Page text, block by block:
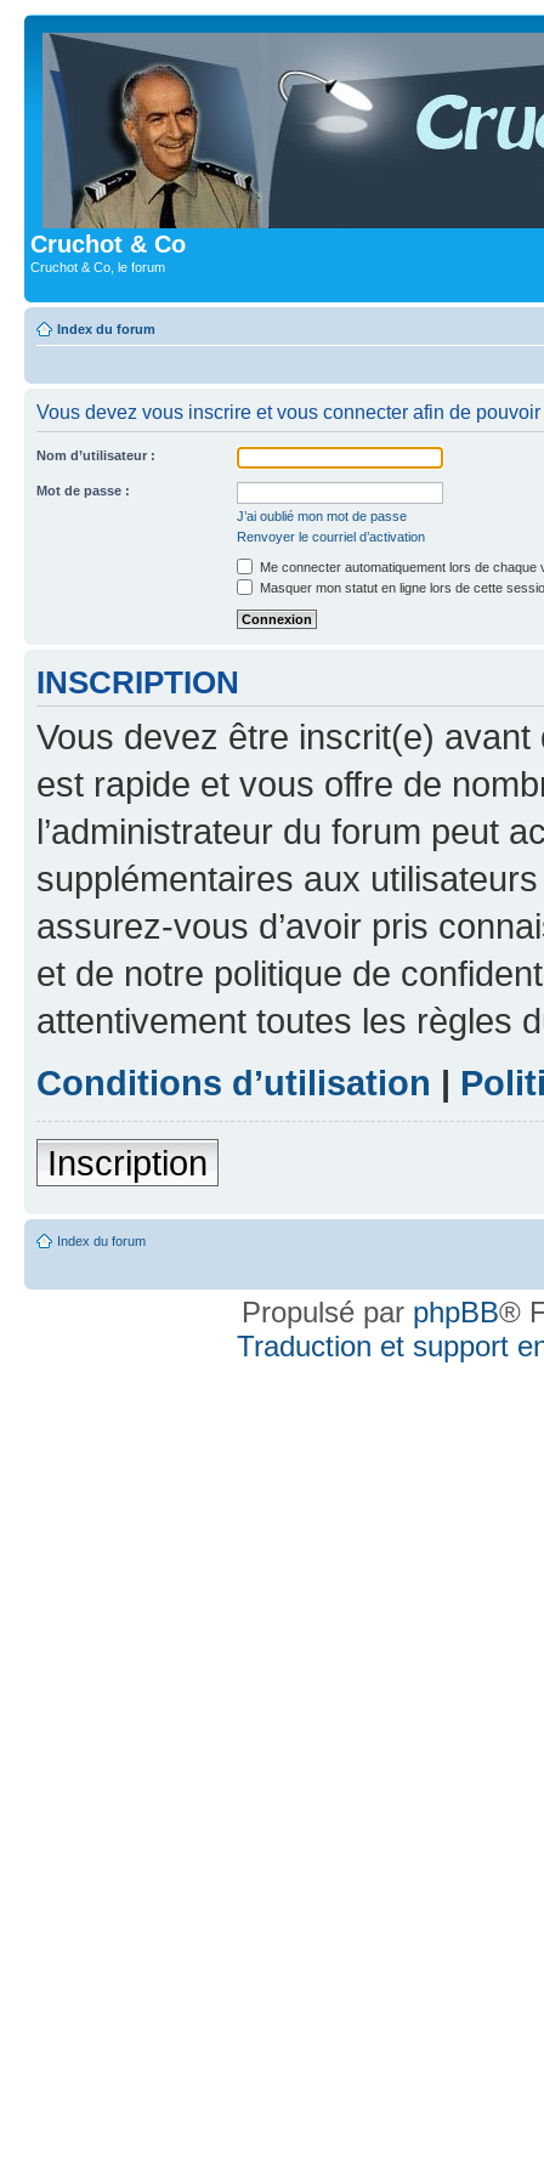
Cruchot & Co
Cruchot & Co, le forum
Index du forum
Vous devez vous inscrire et vous connecter afin de
Nom d’utilisateur :
Mot de passe :
J’ai oublié mon mot de passe
Renvoyer le courriel d’activation
Me connecter automatiquement lors de chaque
Masquer mon statut en ligne lors de cette
INSCRIPTION
Vous devez être inscrit(e) avant
est rapide et vous offre de
l’administrateur du forum peut
supplémentaires aux
assurez-vous d’avoir pris
et de notre politique de
attentivement toutes les règles
Conditions d’utilisation |
Inscription
Index du forum
Propulsé par phpBB®
Traduction et support